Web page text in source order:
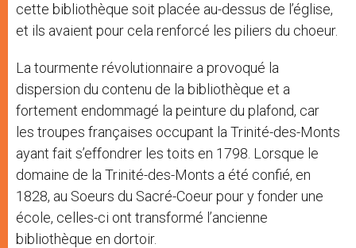
cette bibliothèque soit placée au-dessus de l’église,
et ils avaient pour cela renforcé les piliers du choeur.
La tourmente révolutionnaire a provoqué la
dispersion du contenu de la bibliothèque et a
fortement endommagé la peinture du plafond, car
les troupes françaises occupant la Trinité-des-Monts
ayant fait s’effondrer les toits en 1798. Lorsque le
domaine de la Trinité-des-Monts a été confié, en
1828, au Soeurs du Sacré-Coeur pour y fonder une
école, celles-ci ont transformé l’ancienne
bibliothèque en dortoir.